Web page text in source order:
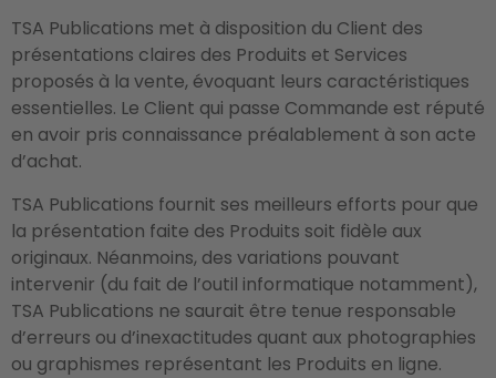
TSA Publications met à disposition du Client des
présentations claires des Produits et Services
proposés à la vente, évoquant leurs caractéristiques
essentielles. Le Client qui passe Commande est réputé
en avoir pris connaissance préalablement à son acte
d’achat.
TSA Publications fournit ses meilleurs efforts pour que
la présentation faite des Produits soit fidèle aux
originaux. Néanmoins, des variations pouvant
intervenir (du fait de l’outil informatique notamment),
TSA Publications ne saurait être tenue responsable
d’erreurs ou d’inexactitudes quant aux photographies
ou graphismes représentant les Produits en ligne.